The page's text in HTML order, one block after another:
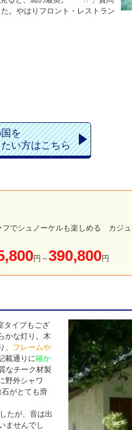
。やはりフロント・レストラン
を
い方はこちら
フでシュノーケルも楽しめる カジ
円～ 390,800円
イプもござ
かな灯り。木
フレームや
載通りに確か
なチーク材製
野外シャワ
がとても滑
たが、音は出
ませんでし